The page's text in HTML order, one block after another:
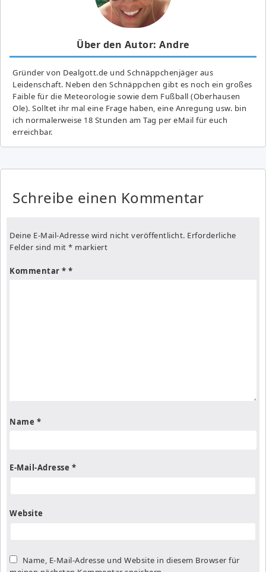
Über den Autor: Andre
Gründer von Dealgott.de und Schnäppchenjäger aus
Leidenschaft. Neben den Schnäppchen gibt es noch ein großes
Fai­ble für die Meteorologie sowie dem Fußball (Oberhausen
Ole). Solltet ihr mal eine Frage haben, eine Anregung usw. bin
ich normalerweise 18 Stunden am Tag per eMail für euch
erreichbar.
Schreibe einen Kommentar
Deine E-Mail-Adresse wird nicht veröffentlicht. Erforderliche
Felder sind mit * markiert
Kommentar *
Name *
E-Mail-Adresse *
Website
Name, E-Mail-Adresse und Website in diesem Browser für